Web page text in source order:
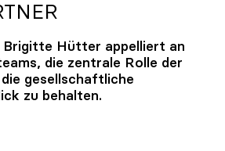
Brigitte Hütter appelliert an
die zentrale Rolle der
gesellschaftliche
zu behalten.